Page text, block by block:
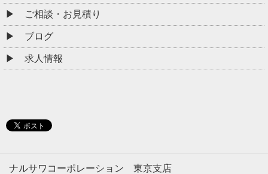
ご相談・お見積り
ブログ
求人情報
ナルサワコーポレーション 東京支店